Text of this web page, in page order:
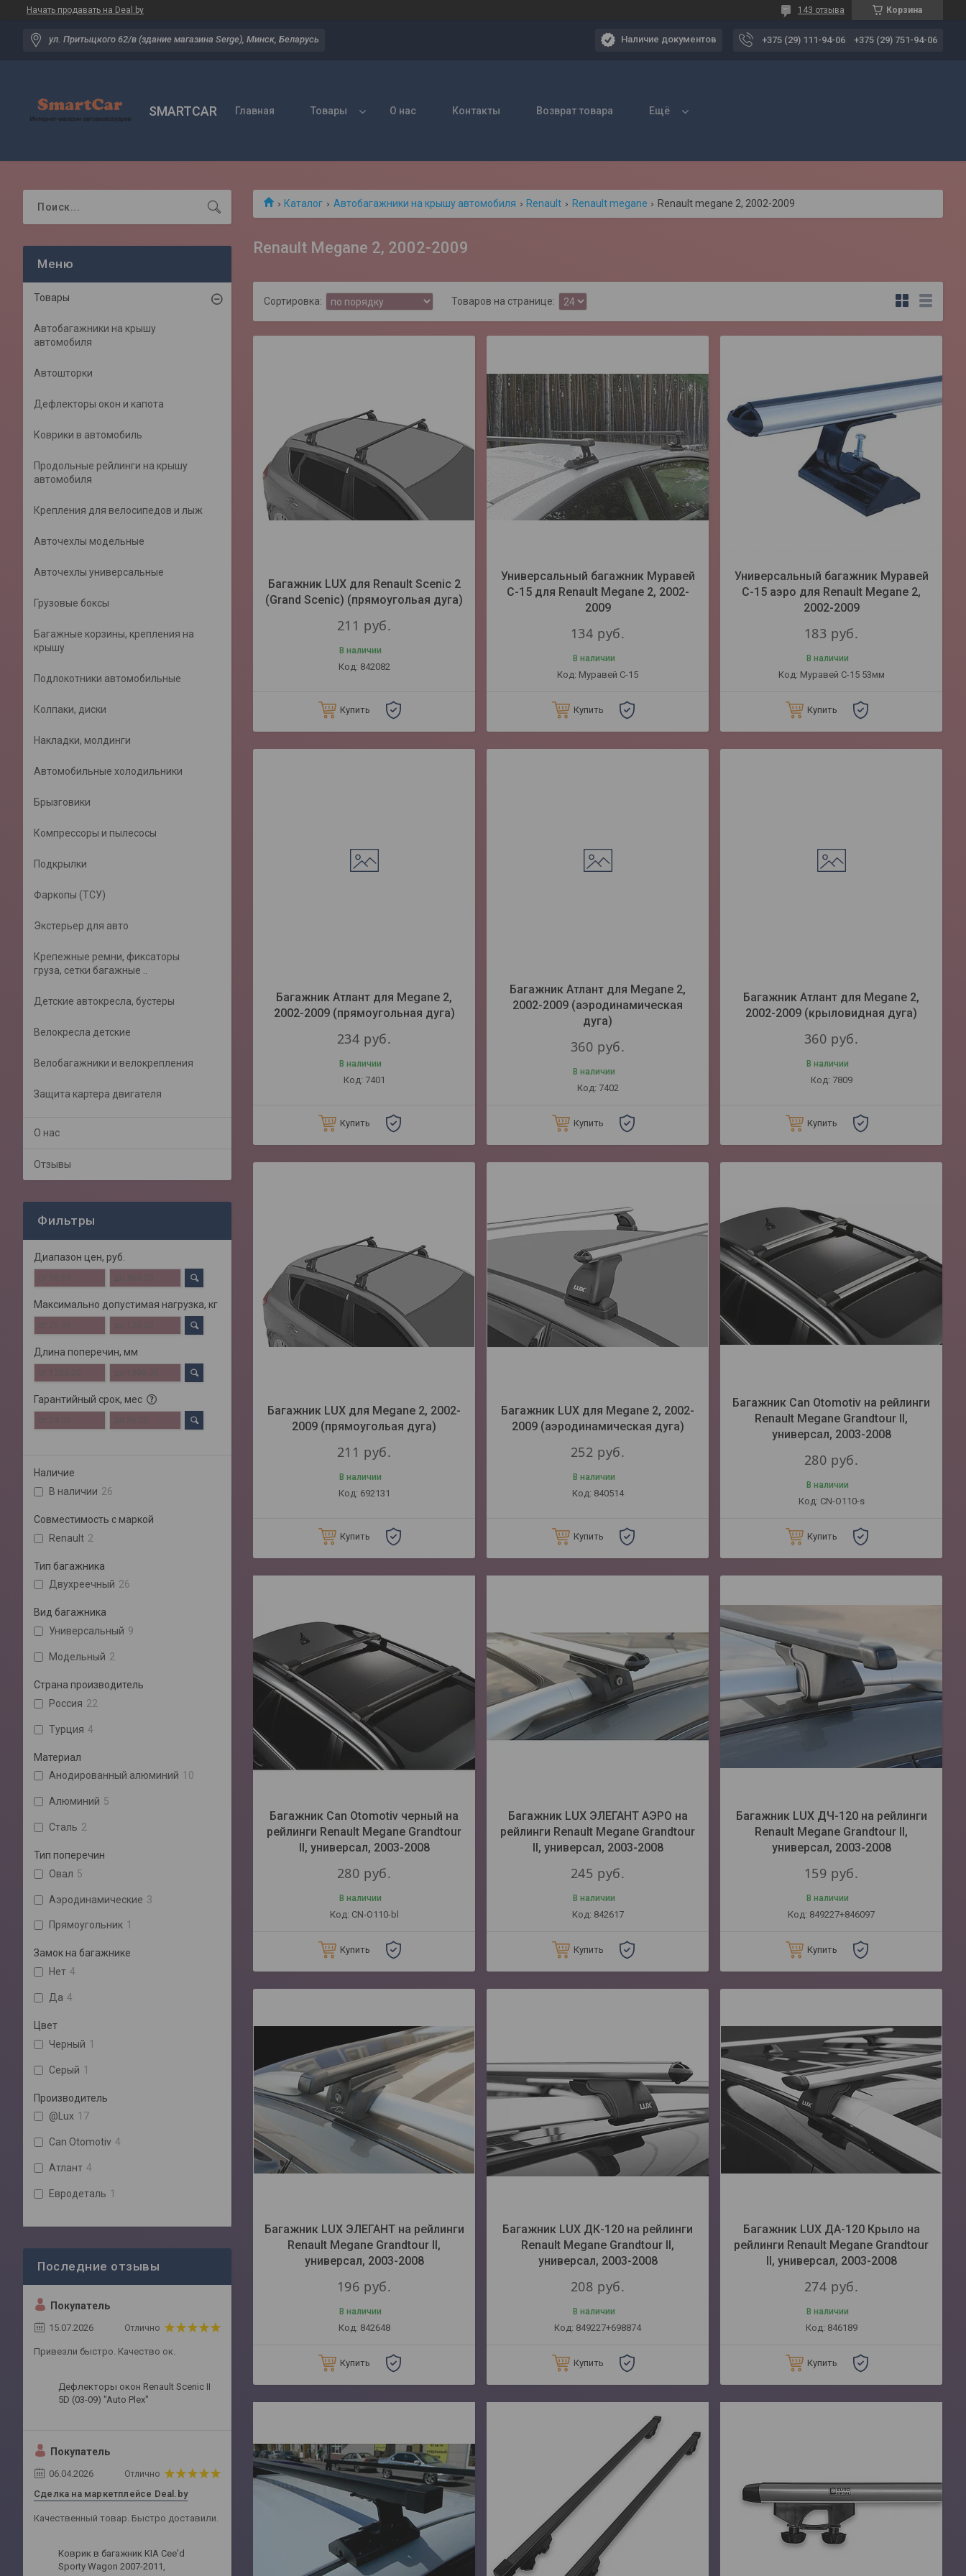
Начать продавать на Deal.by Корзина
143 отзыва
ул. Притыцкого 62/в (здание магазина Serge), Минск, Беларусь Наличие документов +375 (29) 111-94-06 +375 (29) 751-94-06
SMARTCAR Главная Товары О нас Контакты Возврат товара Ещё
Каталог Автобагажники на крышу автомобиля Renault Renault megane Renault megane 2, 2002-2009
Renault Megane 2, 2002-2009
Багажник LUX для Renault Scenic 2
(Grand Scenic) (прямоугольая дуга)
211 руб.
В наличии
842082
Купить
Универсальный багажник Муравей
С-15 для Renault Megane 2, 2002-
2009
134 руб.
В наличии
Муравей С-15
Купить
Универсальный багажник Муравей
С-15 аэро для Renault Megane 2,
2002-2009
183 руб.
В наличии
Муравей С-15 53мм
Купить
Багажник Атлант для Megane 2,
2002-2009 (прямоугольная дуга)
234 руб.
В наличии
7401
Купить
Багажник Атлант для Megane 2,
2002-2009 (аэродинамическая
дуга)
360 руб.
В наличии
7402
Купить
Багажник Атлант для Megane 2,
2002-2009 (крыловидная дуга)
360 руб.
В наличии
7809
Купить
Багажник LUX для Megane 2, 2002-
2009 (прямоугольая дуга)
211 руб.
В наличии
692131
Купить
Багажник LUX для Megane 2, 2002-
2009 (аэродинамическая дуга)
252 руб.
В наличии
840514
Купить
Багажник Can Otomotiv на рейлинги
Renault Megane Grandtour II,
универсал, 2003-2008
280 руб.
В наличии
CN-O110-s
Купить
Багажник Can Otomotiv черный на
рейлинги Renault Megane Grandtour
II, универсал, 2003-2008
280 руб.
В наличии
CN-O110-bl
Купить
Багажник LUX ЭЛЕГАНТ АЭРО на
рейлинги Renault Megane Grandtour
II, универсал, 2003-2008
245 руб.
В наличии
842617
Купить
Багажник LUX ДЧ-120 на рейлинги
Renault Megane Grandtour II,
универсал, 2003-2008
159 руб.
В наличии
849227+846097
Купить
Багажник LUX ЭЛЕГАНТ на рейлинги
Renault Megane Grandtour II,
универсал, 2003-2008
196 руб.
В наличии
842648
Купить
Багажник LUX ДК-120 на рейлинги
Renault Megane Grandtour II,
универсал, 2003-2008
208 руб.
В наличии
849227+698874
Купить
Багажник LUX ДА-120 Крыло на
рейлинги Renault Megane Grandtour
II, универсал, 2003-2008
274 руб.
В наличии
846189
Купить
Товары
Автобагажники на крышу
автомобиля
Автошторки
Дефлекторы окон и капота
Коврики в автомобиль
Продольные рейлинги на крышу
автомобиля
Крепления для велосипедов и лыж
Авточехлы модельные
Авточехлы универсальные
Грузовые боксы
Багажные корзины, крепления на
крышу
Подлокотники автомобильные
Колпаки, диски
Накладки, молдинги
Автомобильные холодильники
Брызговики
Компрессоры и пылесосы
Подкрылки
Фаркопы (ТСУ)
Экстерьер для авто
Крепежные ремни, фиксаторы
груза, сетки багажные ..
Детские автокресла, бустеры
Велокресла детские
Велобагажники и велокрепления
Защита картера двигателя
О нас
Отзывы
Фильтры
Диапазон цен, руб.
Максимально допустимая нагрузка, кг
Длина поперечин, мм
Гарантийный срок, мес
Наличие
В наличии 26
Совместимость с маркой
Renault 2
Тип багажника
Двухреечный 26
Вид багажника
Универсальный 9
Модельный 2
Страна производитель
Россия 22
Турция 4
Материал
Анодированный алюминий 10
Алюминий 5
Сталь 2
Тип поперечин
Овал 5
Аэродинамические 3
Прямоугольник 1
Замок на багажнике
Нет 4
Да 4
Цвет
Черный 1
Серый 1
Производитель
@Lux 17
Can Otomotiv 4
Атлант 4
Евродеталь 1
Покупатель
15.07.2026 Отлично
Привезли быстро. Качество ок.
Дефлекторы окон Renault Scenic II
5D (03-09) "Auto Plex"
Покупатель
06.04.2026 Отлично
Сделка на маркетплейсе Deal.by
Качественный товар. Быстро доставили.
Коврик в багажник KIA Cee'd
Sporty Wagon 2007-2011,